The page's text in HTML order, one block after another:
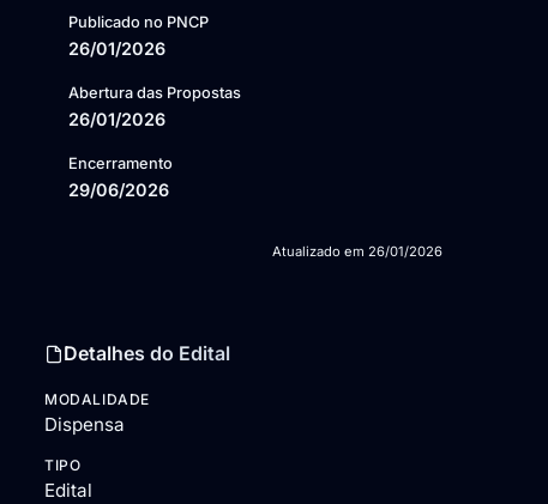
Publicado no PNCP
26/01/2026
Abertura das Propostas
26/01/2026
Encerramento
29/06/2026
Atualizado em 26/01/2026
Detalhes do Edital
MODALIDADE
Dispensa
TIPO
Edital